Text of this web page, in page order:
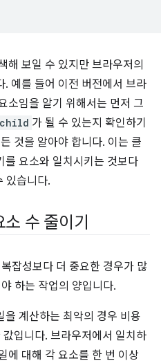
해 보일 수 있지만 브라우저의
. 예를 들어 이전 버전에서 브라
소임을 알기 위해서는 먼저 그
가 될 수 있는지 확인하기
것을 알아야 합니다. 이는 클
를 요소와 일치시키는 것보다
있습니다.
수 줄이기
잡성보다 더 중요한 경우가 많
하는 작업의 양입니다.
계산하는 최악의 경우 비용
입니다. 브라우저에서 일치하
에 대해 각 요소를 한 번 이상